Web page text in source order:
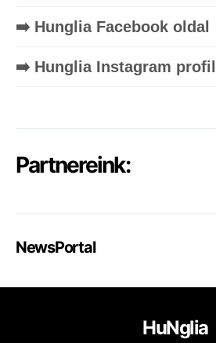
➡️ Hunglia Facebook oldal
➡️ Hunglia Instagram profil
Partnereink:
NewsPortal
HuNglia